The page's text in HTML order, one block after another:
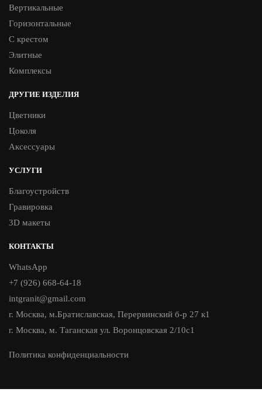
Вертикальные
Горизонтальные
С крестом
Элитные
Комплексы
ДРУГИЕ ИЗДЕЛИЯ
Цветники
Цоколя
Аксессуары
УСЛУГИ
Благоустройств
Гравировка
3D макеты
КОНТАКТЫ
WhatsApp
+7 (926) 668-64-18
intgranit@gmail.com
г. Москва, м.Братиславская, Перервинский б-р 27 к1
г. Москва, м. Таганская ул. Воронцовская 2/10с1
Политика конфиденциальности